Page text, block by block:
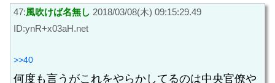
47:風吹けば名無し 2018/03/08(木) 09:15:29.49
ID:ynR+x03aH.net
>>40
何度も言うがこれをやらかしてるのは中央官僚や